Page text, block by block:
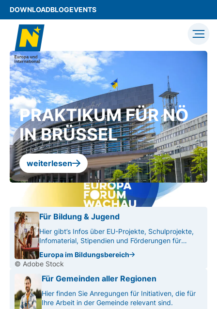
DOWNLOADBLOGEVENTS
PRAKTIKUM FÜR NÖ
IN BRÜSSEL
weiterlesen
© Adobe Stock
Für Bildung & Jugend
Hier gibt’s Infos über EU-Projekte, Schulprojekte,
Infomaterial, Stipendien und Förderungen für
Lehrer.
Europa im Bildungsbereich
Für Gemeinden aller Regionen
Hier finden Sie Anregungen für Initiativen, die für
Ihre Arbeit in der Gemeinde relevant sind.